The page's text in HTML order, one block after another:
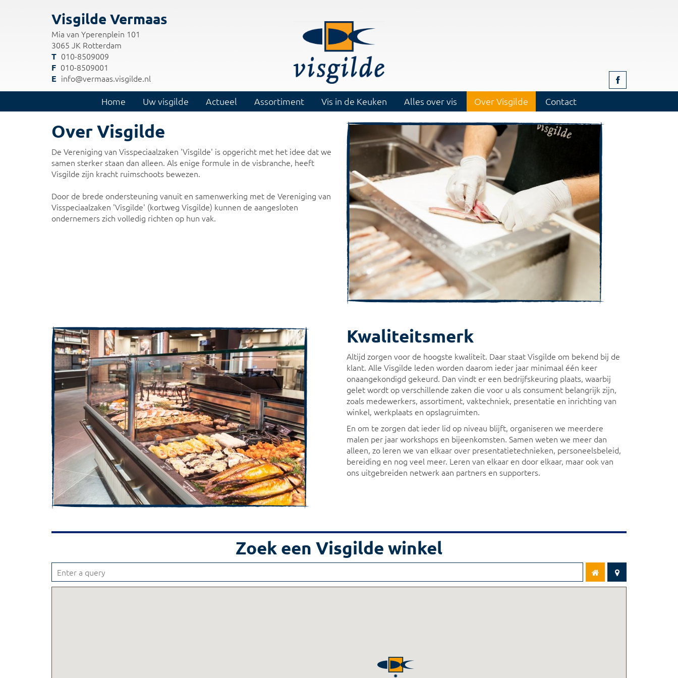
Visgilde Vermaas
Mia van Yperenplein 101
3065 JK Rotterdam
010-8509009
010-8509001
info@vermaas.visgilde.nl
Home Uw visgilde Actueel Assortiment Vis in de Keuken Alles over vis Over Visgilde Contact
Over Visgilde
De Vereniging van Visspeciaalzaken 'Visgilde' is opgericht met het idee dat we
samen sterker staan dan alleen. Als enige formule in de visbranche, heeft
Visgilde zijn kracht ruimschoots bewezen.
Door de brede ondersteuning vanuit en samenwerking met de Vereniging van
Visspeciaalzaken 'Visgilde' (kortweg Visgilde) kunnen de aangesloten
ondernemers zich volledig richten op hun vak.
Kwaliteitsmerk
Altijd zorgen voor de hoogste kwaliteit. Daar staat Visgilde om bekend bij de
klant. Alle Visgilde leden worden daarom ieder jaar minimaal één keer
onaangekondigd gekeurd. Dan vindt er een bedrijfskeuring plaats, waarbij
gelet wordt op verschillende zaken die voor u als consument belangrijk zijn,
zoals medewerkers, assortiment, vaktechniek, presentatie en inrichting van
winkel, werkplaats en opslagruimten.
En om te zorgen dat ieder lid op niveau blijft, organiseren we meerdere
malen per jaar workshops en bijeenkomsten. Samen weten we meer dan
alleen, zo leren we van elkaar over presentatietechnieken, personeelsbeleid,
bereiding en nog veel meer. Leren van elkaar en door elkaar, maar ook van
ons uitgebreiden netwerk aan partners en supporters.
Zoek een Visgilde winkel